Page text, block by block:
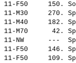
11-F50     150.
11-M30     270.
11-M40     182.
11-M70      42.
11-NW      ---
11-F50     146.
11-F50     109.